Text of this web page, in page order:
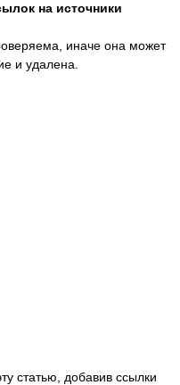
на источники
иначе она может
и удалена.
статью, добавив ссылки